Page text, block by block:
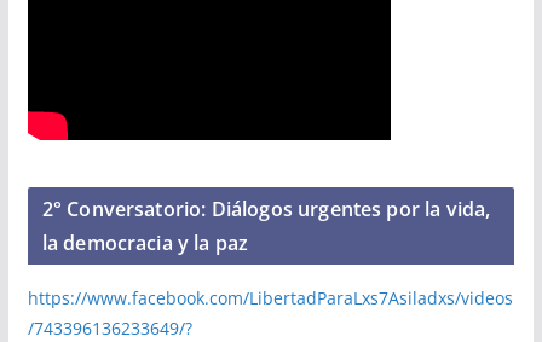
2° Conversatorio: Diálogos urgentes por la vida,
la democracia y la paz
https://www.facebook.com/LibertadParaLxs7Asiladxs/videos
/743396136233649/?